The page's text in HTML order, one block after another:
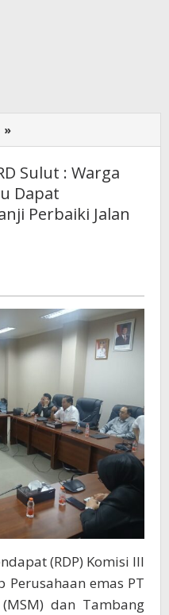
»
Komisi
DPRD
Sulut
:
Baru
Dapat
Digunakan,
PT
MSM
Perbaiki
Jalan
Eksisting
Milik
BPJN
Sulut : Warga
Dapat
Perbaiki Jalan
(RDP) Komisi III
Perusahaan emas PT
dan Tambang